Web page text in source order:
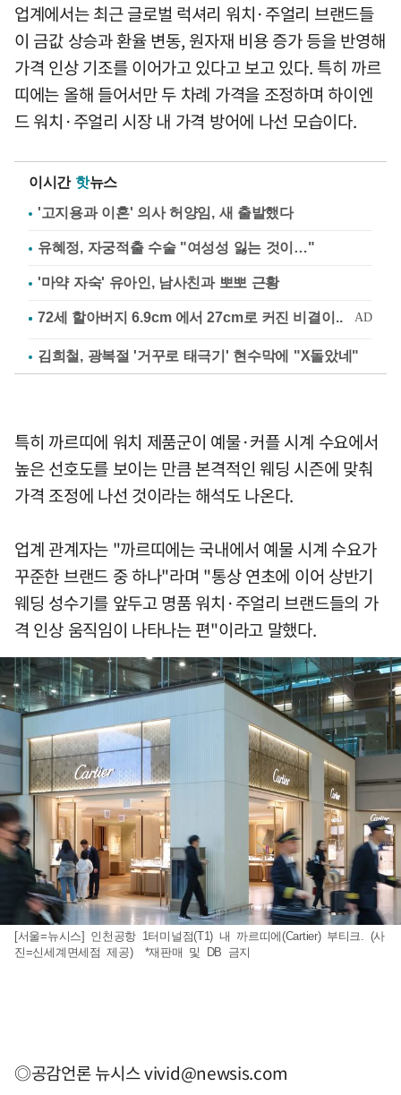
업계에서는 최근 글로벌 럭셔리 워치·주얼리 브랜드들
이 금값 상승과 환율 변동, 원자재 비용 증가 등을 반영해
가격 인상 기조를 이어가고 있다고 보고 있다. 특히 까르
띠에는 올해 들어서만 두 차례 가격을 조정하며 하이엔
드 워치·주얼리 시장 내 가격 방어에 나선 모습이다.
이시간 핫뉴스
'고지용과 이혼' 의사 허양임, 새 출발했다
유혜정, 자궁적출 수술 "여성성 잃는 것이…"
'마약 자숙' 유아인, 남사친과 뽀뽀 근황
김희철, 광복절 '거꾸로 태극기' 현수막에 "X돌았네"
특히 까르띠에 워치 제품군이 예물·커플 시계 수요에서
높은 선호도를 보이는 만큼 본격적인 웨딩 시즌에 맞춰
가격 조정에 나선 것이라는 해석도 나온다.
업계 관계자는 "까르띠에는 국내에서 예물 시계 수요가
꾸준한 브랜드 중 하나"라며 "통상 연초에 이어 상반기
웨딩 성수기를 앞두고 명품 워치·주얼리 브랜드들의 가
격 인상 움직임이 나타나는 편"이라고 말했다.
[서울=뉴시스] 인천공항 1터미널점(T1) 내 까르띠에(Cartier) 부티크. (사
진=신세계면세점 제공) *재판매 및 DB 금지
◎공감언론 뉴시스vivid@newsis.com